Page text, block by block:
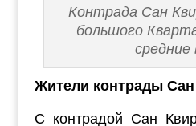
Контрада Сан
большого
средние
Жители контрады
С контрадой Сан